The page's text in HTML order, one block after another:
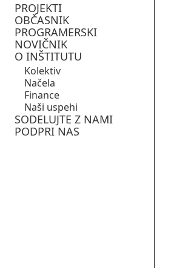
PROJEKTI
OBČASNIK
PROGRAMERSKI
NOVIČNIK
O INŠTITUTU
Kolektiv
Načela
Finance
Naši uspehi
SODELUJTE Z NAMI
PODPRI NAS